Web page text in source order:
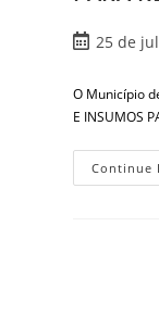
25 de
O Município
E INSUMOS
Continue